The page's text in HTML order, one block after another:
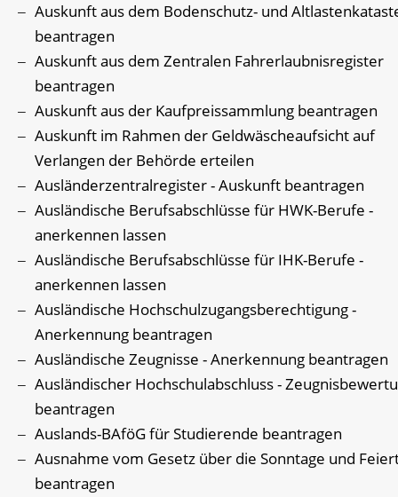
Auskunft aus dem Bodenschutz- und
beantragen
Auskunft aus dem Zentralen Fahrerlaubnisregister
beantragen
Auskunft aus der Kaufpreissammlung beantragen
Auskunft im Rahmen der Geldwäscheaufsicht auf
Verlangen der Behörde erteilen
Ausländerzentralregister - Auskunft beantragen
Ausländische Berufsabschlüsse für HWK-Berufe -
anerkennen lassen
Ausländische Berufsabschlüsse für IHK-Berufe -
anerkennen lassen
Ausländische Hochschulzugangsberechtigung -
Anerkennung beantragen
Ausländische Zeugnisse - Anerkennung beantragen
Ausländischer Hochschulabschluss -
beantragen
Auslands-BAföG für Studierende beantragen
Ausnahme vom Gesetz über die Sonntage und
beantragen